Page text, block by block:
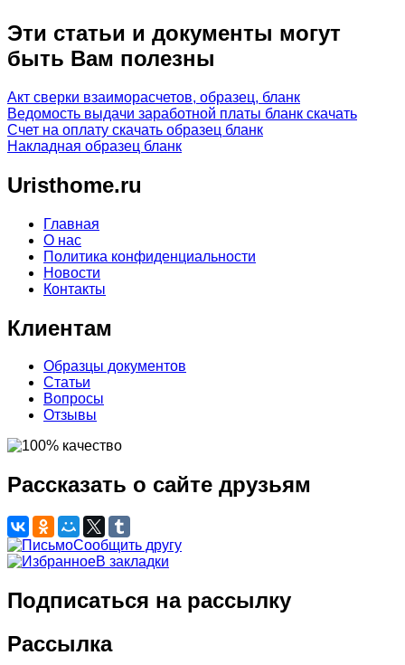
Эти статьи и документы могут
быть Вам полезны
Акт сверки взаиморасчетов, образец, бланк
Ведомость выдачи заработной платы бланк скачать
Счет на оплату скачать образец бланк
Накладная образец бланк
Uristhome.ru
Главная
О нас
Политика конфиденциальности
Новости
Контакты
Клиентам
Образцы документов
Статьи
Вопросы
Отзывы
Рассказать о сайте друзьям
Сообщить другу
В закладки
Подписаться на рассылку
Рассылка